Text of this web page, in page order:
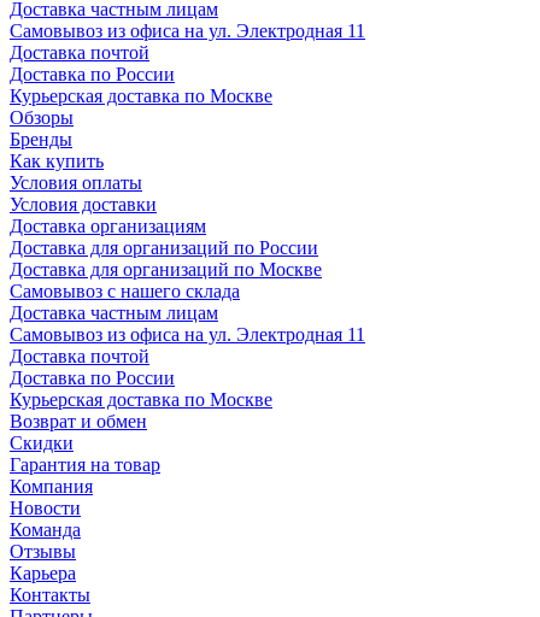
Доставка частным лицам
Самовывоз из офиса на ул. Электродная 11
Доставка почтой
Доставка по России
Курьерская доставка по Москве
Обзоры
Бренды
Как купить
Условия оплаты
Условия доставки
Доставка организациям
Доставка для организаций по России
Доставка для организаций по Москве
Самовывоз с нашего склада
Доставка частным лицам
Самовывоз из офиса на ул. Электродная 11
Доставка почтой
Доставка по России
Курьерская доставка по Москве
Возврат и обмен
Скидки
Гарантия на товар
Компания
Новости
Команда
Отзывы
Карьера
Контакты